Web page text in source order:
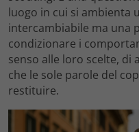
luogo in cui si ambienta
intercambiabile ma una
condizionare i
senso alle loro scelte, di
che le sole parole del
restituire.